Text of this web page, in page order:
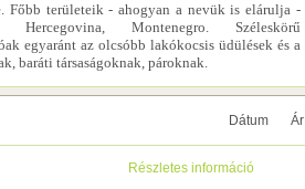
Főbb területeik - ahogyan a nevük is elárulja -
Montenegro. Széleskörű
egyaránt az olcsóbb lakókocsis üdülések és a
baráti társaságoknak, pároknak.
Ár
Dátum
Részletes információ